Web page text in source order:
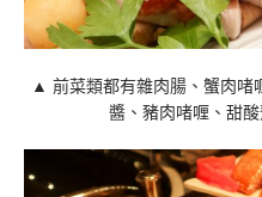
▲ 前菜類都有雜肉腸、蟹肉啫
醬、豬肉啫喱、甜